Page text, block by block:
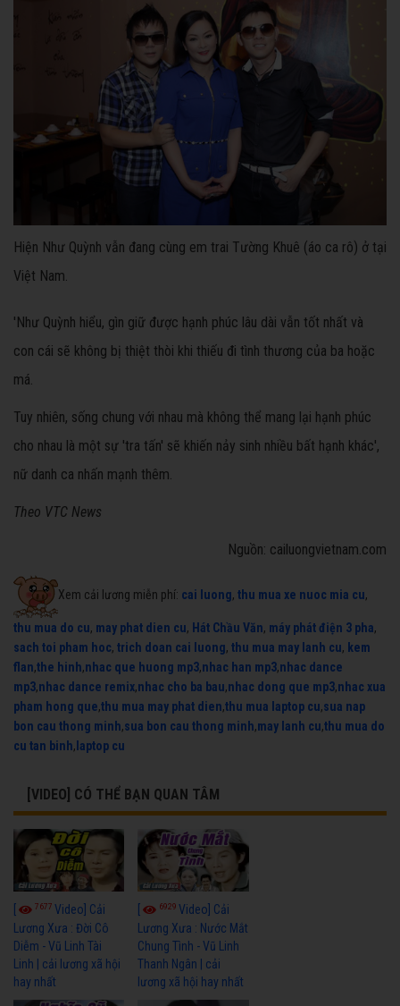
Hiện Như Quỳnh vẫn đang cùng em trai Tường Khuê (áo ca rô) ở tại
Việt Nam.
'Như Quỳnh hiểu, gìn giữ được hạnh phúc lâu dài vẫn tốt nhất và
con cái sẽ không bị thiệt thòi khi thiếu đi tình thương của ba hoặc
má.
Tuy nhiên, sống chung với nhau mà không thể mang lại hạnh phúc
cho nhau là một sự 'tra tấn' sẽ khiến nảy sinh nhiều bất hạnh khác',
nữ danh ca nhấn mạnh thêm.
Theo VTC News
Nguồn: cailuongvietnam.com
Xem cải lương miễn phí: cai luong, thu mua xe nuoc mia cu,
thu mua do cu, may phat dien cu, Hát Chầu Văn, máy phát điện 3 pha,
sach toi pham hoc, trich doan cai luong, thu mua may lanh cu, kem
flan,the hinh,nhac que huong mp3,nhac han mp3,nhac dance
mp3,nhac dance remix,nhac cho ba bau,nhac dong que mp3,nhac xua
pham hong que,thu mua may phat dien,thu mua laptop cu,sua nap
bon cau thong minh,sua bon cau thong minh,may lanh cu,thu mua do
cu tan binh, laptop cu
[VIDEO] CÓ THỂ BẠN QUAN TÂM
7677 Video] Cải
Lương Xưa : Đời Cô
Diễm - Vũ Linh Tài
Linh | cải lương xã hội
hay nhất
6929Video] Cải
Lương Xưa : Nước Mắt
Chung Tình - Vũ Linh
Thanh Ngân | cải
lương xã hội hay nhất